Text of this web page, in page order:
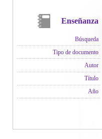
Enseñanza
Búsqueda
Tipo de documento
Autor
Título
Año